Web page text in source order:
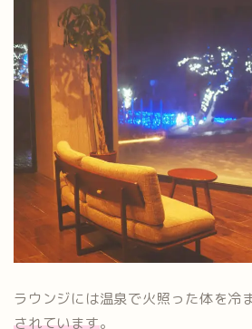
ラウンジには温泉で火照った体を冷
されています。